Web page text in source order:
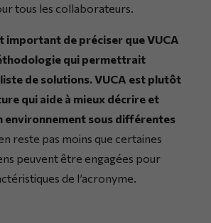
tous les collaborateurs.
important de préciser que VUCA
qui permettrait
de solutions. VUCA est plutôt
qui aide à mieux décrire et
environnement sous différentes
reste pas moins que certaines
peuvent être engagées pour
de l’acronyme.